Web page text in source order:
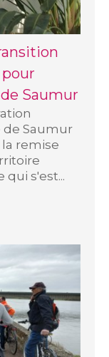
Saumur
de Saumur
remise
s'est...